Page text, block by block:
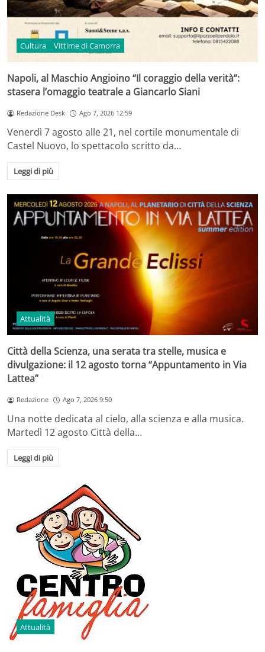
Cultura Vittime di Camorra
Napoli, al Maschio Angioino “Il coraggio della verità”:
stasera l’omaggio teatrale a Giancarlo Siani
Redazione Desk Ago 7, 2026 12:59
Venerdì 7 agosto alle 21, nel cortile monumentale di
Castel Nuovo, lo spettacolo scritto da…
Leggi di più
Attualità
Città della Scienza, una serata tra stelle, musica e
divulgazione: il 12 agosto torna “Appuntamento in Via
Lattea”
Redazione Ago 7, 2026 9:50
Una notte dedicata al cielo, alla scienza e alla musica.
Martedì 12 agosto Città della…
Leggi di più
Attualità